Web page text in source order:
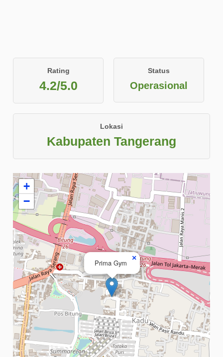
Rating
4.2/5.0
Status
Operasional
Lokasi
Kabupaten Tangerang
Prima Gym
×
+
−